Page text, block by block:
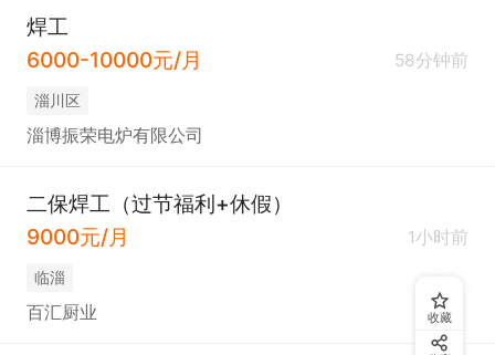
焊工
6000-10000元/月
58分钟前
淄川区
淄博振荣电炉有限公司
二保焊工（过节福利+休假）
9000元/月
1小时前
临淄
百汇厨业 收藏